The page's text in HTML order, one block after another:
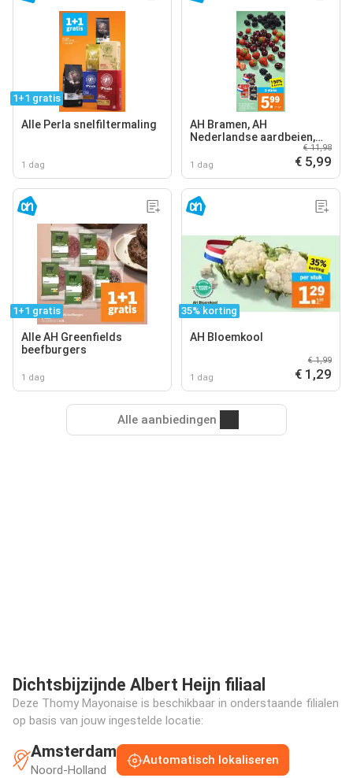
1+1 gratis
Alle Perla snelfiltermaling
1 dag
AH Bramen, AH
Nederlandse aardbeien,
AH Nederlandse kersen
1 dag
€ 11,98
€ 5,99
1+1 gratis
Alle AH Greenfields
beefburgers
1 dag
35% korting
AH Bloemkool
1 dag
€ 1,99
€ 1,29
Alle aanbiedingen
Dichtsbijzijnde Albert Heijn filiaal
Deze Thomy Mayonaise is beschikbaar in onderstaande filialen
op basis van jouw ingestelde locatie:
Amsterdam
Noord-Holland
Automatisch lokaliseren